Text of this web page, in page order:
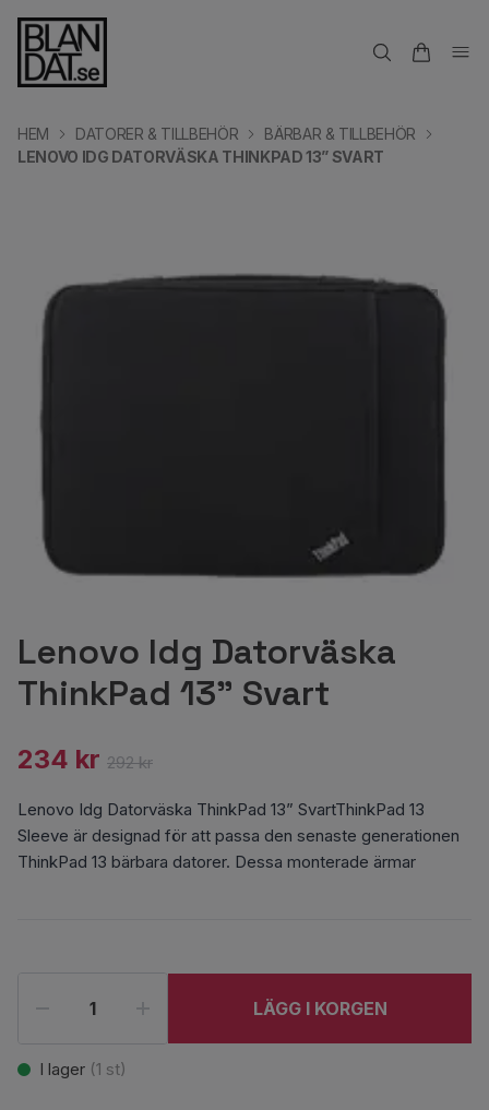
HEM DATORER & TILLBEHÖR
BÄRBAR & TILLBEHÖR
LENOVO IDG DATORVÄSKA THINKPAD 13” SVART
Lenovo Idg Datorväska
ThinkPad 13” Svart
234 kr 292 kr
Lenovo Idg Datorväska ThinkPad 13” SvartThinkPad 13
Sleeve är designad för att passa den senaste generationen
ThinkPad 13 bärbara datorer. Dessa monterade ärmar
LÄGG I KORGEN
I lager (1 st)